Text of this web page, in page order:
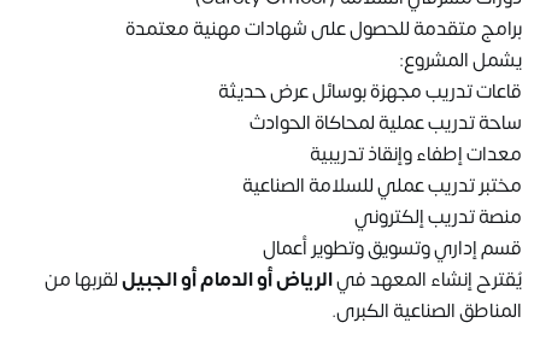
برامج متقدمة للحصول على شهادات مهنية معتمدة
يشمل المشروع:
قاعات تدريب مجهزة بوسائل عرض حديثة
ساحة تدريب عملية لمحاكاة الحوادث
معدات إطفاء وإنقاذ تدريبية
مختبر تدريب عملي للسلامة الصناعية
منصة تدريب إلكتروني
قسم إداري وتسويق وتطوير أعمال
يُقترح إنشاء المعهد فيالرياض أو الدمام أو الجبيللقربها من
المناطق الصناعية الكبرى.